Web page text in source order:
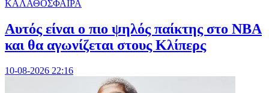
ΚΑΛΑΘΟΣΦΑΙΡΑ
Αυτός είναι ο πιο ψηλός παίκτης στο NBA
και θα αγωνίζεται στους Κλίπερς
10-08-2026 22:16